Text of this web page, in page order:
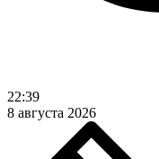
22:39
8 августа 2026